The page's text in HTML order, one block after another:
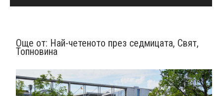
Още от: Най-четеното през седмицата, Свят,
Топновина